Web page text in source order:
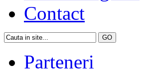
Contact
Parteneri